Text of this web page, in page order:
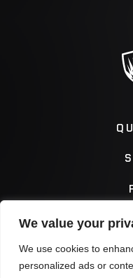
We value your
We use cookies to
personalized ads or